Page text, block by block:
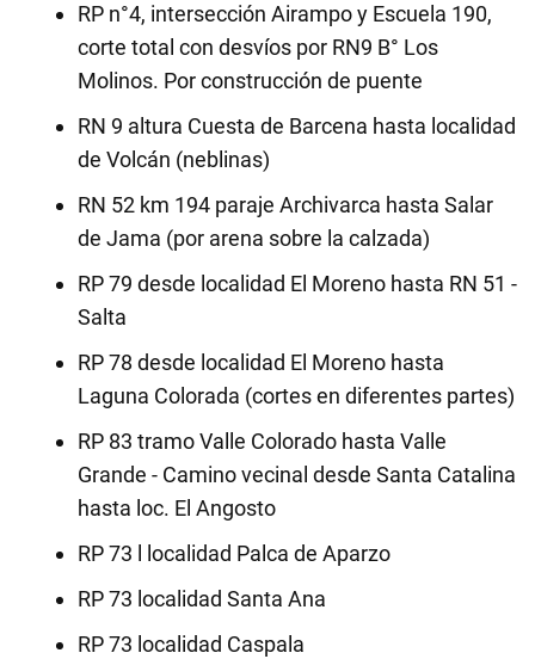
RP n°4, intersección Airampo y Escuela 190,
corte total con desvíos por RN9 B° Los
Molinos. Por construcción de puente
RN 9 altura Cuesta de Barcena hasta localidad
de Volcán (neblinas)
RN 52 km 194 paraje Archivarca hasta Salar
de Jama (por arena sobre la calzada)
RP 79 desde localidad El Moreno hasta RN 51 -
Salta
RP 78 desde localidad El Moreno hasta
Laguna Colorada (cortes en diferentes partes)
RP 83 tramo Valle Colorado hasta Valle
Grande - Camino vecinal desde Santa Catalina
hasta loc. El Angosto
RP 73 l localidad Palca de Aparzo
RP 73 localidad Santa Ana
RP 73 localidad Caspala